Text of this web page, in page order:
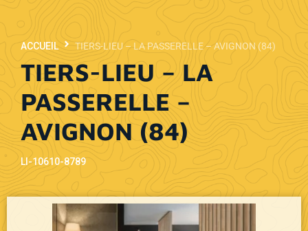
TIERS-LIEU – LA
PASSERELLE –
AVIGNON (84)
ACCUEIL TIERS-LIEU – LA PASSERELLE – AVIGNON (84)
LI-10610-8789